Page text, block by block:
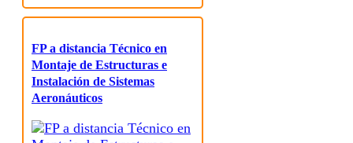
FP a distancia Técnico en
Montaje de Estructuras e
Instalación de Sistemas
Aeronáuticos